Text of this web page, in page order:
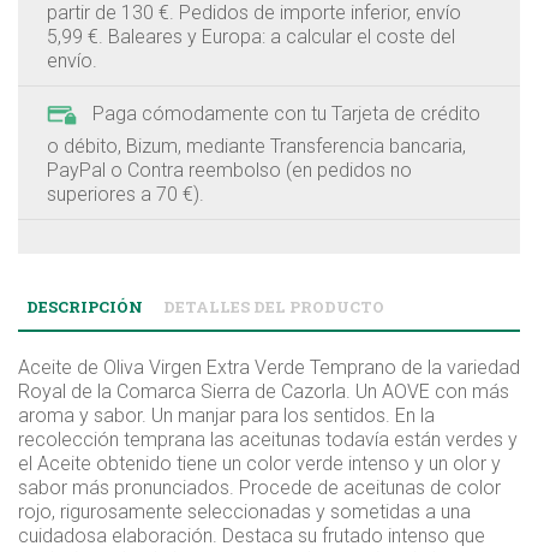
partir de 130 €. Pedidos de importe inferior, envío
5,99 €. Baleares y Europa: a calcular el coste del
envío.
Paga cómodamente con tu Tarjeta de crédito
o débito, Bizum, mediante Transferencia bancaria,
PayPal o Contra reembolso (en pedidos no
superiores a 70 €).
DESCRIPCIÓN DETALLES DEL PRODUCTO
Aceite de Oliva Virgen Extra Verde Temprano de la variedad
Royal de la Comarca Sierra de Cazorla. Un AOVE con más
aroma y sabor. Un manjar para los sentidos. En la
recolección temprana las aceitunas todavía están verdes y
el Aceite obtenido tiene un color verde intenso y un olor y
sabor más pronunciados. Procede de aceitunas de color
rojo, rigurosamente seleccionadas y sometidas a una
cuidadosa elaboración. Destaca su frutado intenso que